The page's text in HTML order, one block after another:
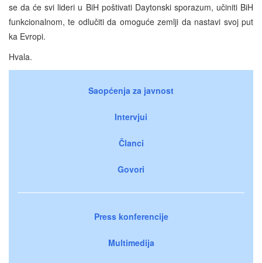
se da će svi lideri u BiH poštivati Daytonski sporazum, učiniti BiH
funkcionalnom, te odlučiti da omoguće zemlji da nastavi svoj put
ka Evropi.
Hvala.
Saopćenja za javnost
Intervjui
Članci
Govori
Press konferencije
Multimedija